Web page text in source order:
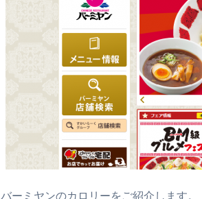
バーミヤンのカロリーをご紹介します。